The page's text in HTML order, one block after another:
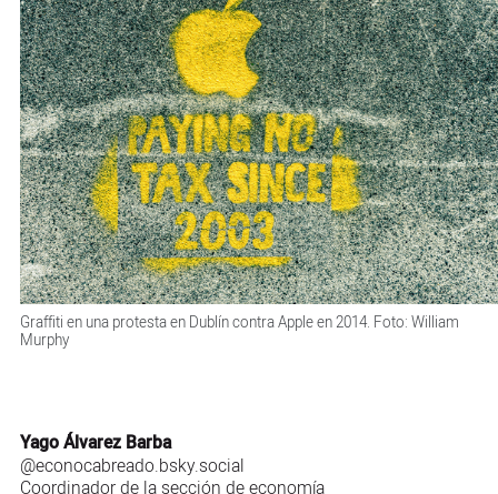
Graffiti en una protesta en Dublín contra Apple en 2014. Foto: William
Murphy
Yago Álvarez Barba
@econocabreado.bsky.social